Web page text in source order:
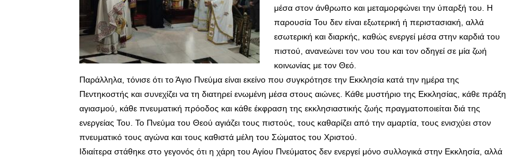
μέσα στον άνθρωπο και μεταμορφώνει την ύπαρξή του. Η
παρουσία Του δεν είναι εξωτερική ή περιστασιακή, αλλά
εσωτερική και διαρκής, καθώς ενεργεί μέσα στην καρδιά του
πιστού, ανανεώνει τον νου του και τον οδηγεί σε μία ζωή
κοινωνίας με τον Θεό.
Παράλληλα, τόνισε ότι το Άγιο Πνεύμα είναι εκείνο που συγκρότησε την Εκκλησία κατά την ημέρα της
Πεντηκοστής και συνεχίζει να τη διατηρεί ενωμένη μέσα στους αιώνες. Κάθε μυστήριο της Εκκλησίας, κάθε πράξη
αγιασμού, κάθε πνευματική πρόοδος και κάθε έκφραση της εκκλησιαστικής ζωής πραγματοποιείται διά της
ενεργείας Του. Το Πνεύμα του Θεού αγιάζει τους πιστούς, τους καθαρίζει από την αμαρτία, τους ενισχύει στον
πνευματικό τους αγώνα και τους καθιστά μέλη του Σώματος του Χριστού.
Ιδιαίτερα στάθηκε στο γεγονός ότι η χάρη του Αγίου Πνεύματος δεν ενεργεί μόνο συλλογικά στην Εκκλησία, αλλά